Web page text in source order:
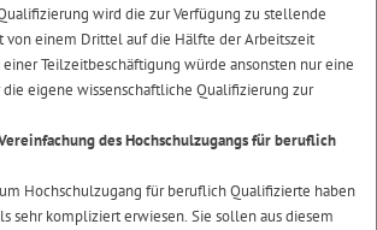
wird die zur Verfügung zu stellende
von einem Drittel auf die Hälfte der Arbeitszeit
Teilzeitbeschäftigung würde ansonsten nur eine
eigene wissenschaftliche Qualifizierung zur
des Hochschulzugangs für beruflich
Hochschulzugang für beruflich Qualifizierte haben
sehr kompliziert erwiesen. Sie sollen aus diesem